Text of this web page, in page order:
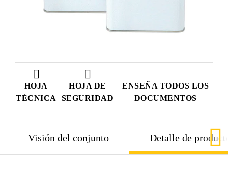
HOJA
TÉCNICA
HOJA DE
SEGURIDAD
ENSEÑA TODOS LOS
DOCUMENTOS
Visión del conjunto Detalle de